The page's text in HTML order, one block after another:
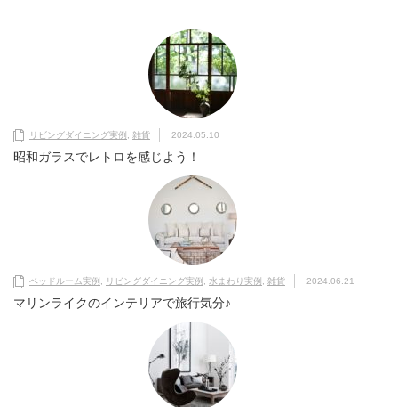
リビングダイニング実例 雑貨 2024.05.10
昭和ガラスでレトロを感じよう！
ベッドルーム実例 リビングダイニング実例 水まわり実例 雑貨 2024.06.21
マリンライクのインテリアで旅行気分♪